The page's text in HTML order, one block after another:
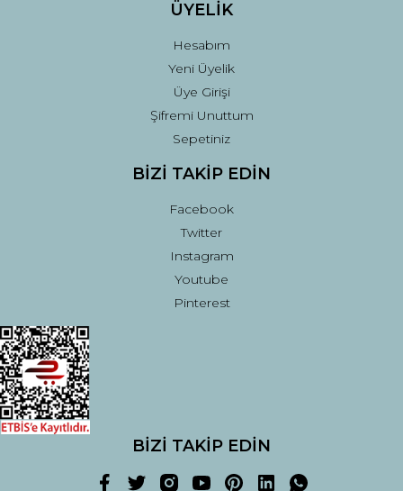
ÜYELİK
Hesabım
Yeni Üyelik
Üye Girişi
Şifremi Unuttum
Sepetiniz
BİZİ TAKİP EDİN
Facebook
Twitter
Instagram
Youtube
Pinterest
BİZİ TAKİP EDİN